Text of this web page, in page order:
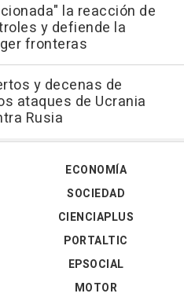
la reacción de
y defiende la
fronteras
y decenas de
ataques de Ucrania
Rusia
ECONOMÍA
SOCIEDAD
CIENCIAPLUS
PORTALTIC
EPSOCIAL
MOTOR